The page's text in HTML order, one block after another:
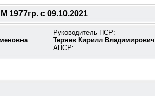
с 09.10.2021
Руководитель ПСР:
Теряев Кирилл Владимирович
АПСР: